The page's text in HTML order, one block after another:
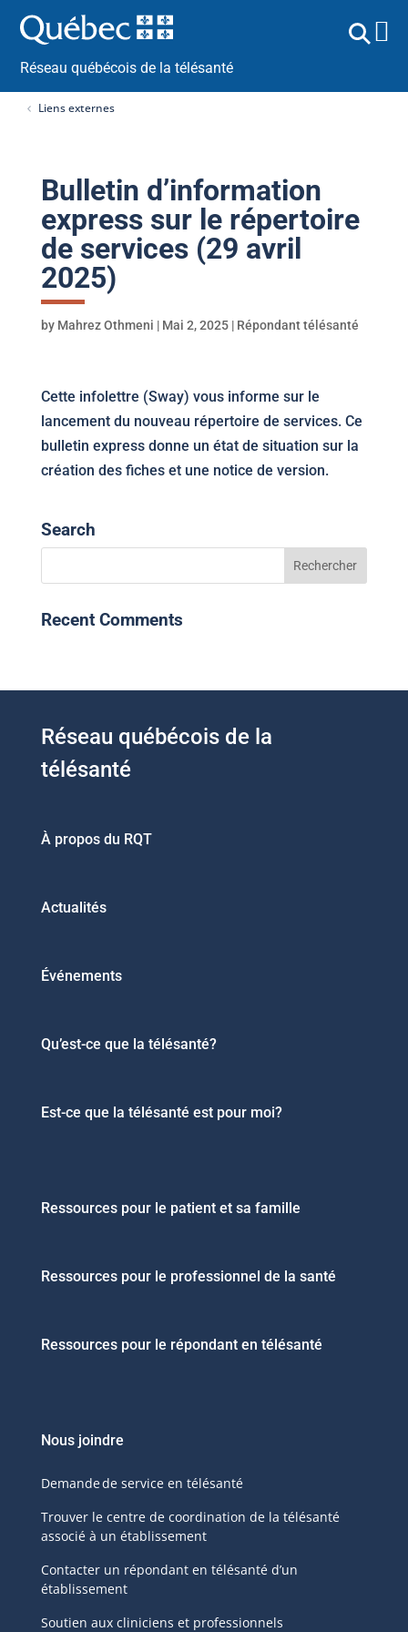
Réseau québécois de la télésanté
Liens externes
Bulletin d’information
express sur le répertoire
de services (29 avril
2025)
by Mahrez Othmeni | Mai 2, 2025| Répondant télésanté
Cette infolettre (Sway) vous informe sur le
lancement du nouveau répertoire de services. Ce
bulletin express donne un état de situation sur la
création des fiches et une notice de version.
Search
Recent Comments
Réseau québécois de la
télésanté
À propos du RQT
Actualités
Événements
Qu’est-ce que la télésanté?
Est-ce que la télésanté est pour moi?
Ressources pour le patient et sa famille
Ressources pour le professionnel de la santé
Ressources pour le répondant en télésanté
Nous joindre
Demande de service en télésanté
Trouver le centre de coordination de la télésanté
associé à un établissement
Contacter un répondant en télésanté d’un
établissement
Soutien aux cliniciens et professionnels